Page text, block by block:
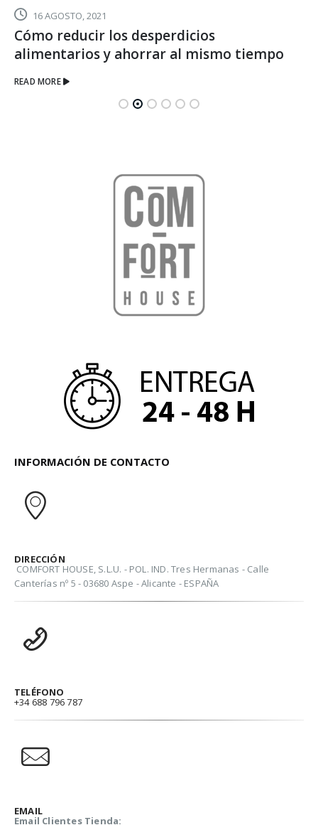
16 AGOSTO, 2021
Cómo reducir los desperdicios
alimentarios y ahorrar al mismo tiempo
READ MORE
INFORMACIÓN DE CONTACTO
DIRECCIÓN
COMFORT HOUSE, S.L.U. - POL. IND. Tres Hermanas - Calle
Canterías nº 5 - 03680 Aspe - Alicante - ESPAÑA
TELÉFONO
+34 688 796 787
EMAIL
Email Clientes Tienda: